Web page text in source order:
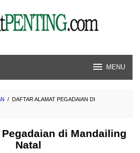
MENU
/ DAFTAR ALAMAT PEGADAIAN DI
di Mandailing
Natal